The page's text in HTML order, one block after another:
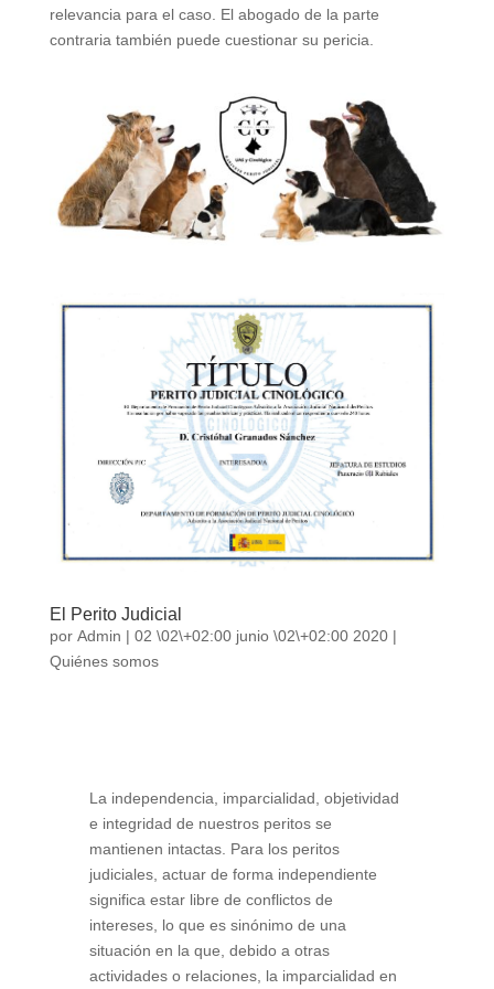
relevancia para el caso. El abogado de la parte
contraria también puede cuestionar su pericia.
El Perito Judicial
por Admin | 02 \02\+02:00 junio \02\+02:00 2020|
Quiénes somos
La independencia, imparcialidad, objetividad
e integridad de nuestros peritos se
mantienen intactas. Para los peritos
judiciales, actuar de forma independiente
significa estar libre de conflictos de
intereses, lo que es sinónimo de una
situación en la que, debido a otras
actividades o relaciones, la imparcialidad en